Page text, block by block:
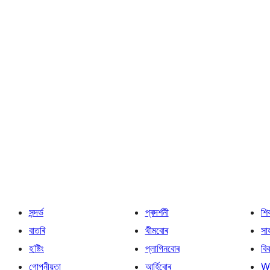
সন্দৰ্ভ
বাতৰি
হ’ষ্টিং
গোপনীয়তা
প্ৰদৰ্শনী
থীমবোৰ
প্লাগিনবোৰ
আৰ্হিবোৰ